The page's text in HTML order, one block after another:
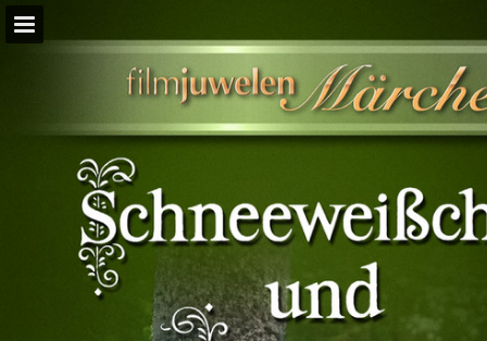
PDF herunterladen
Suchen
Publikation melden